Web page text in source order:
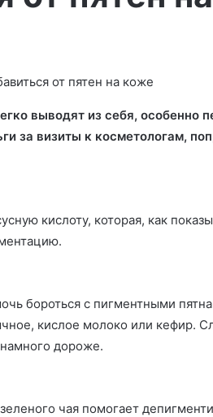
выводят из себя, особенно
за визиты к косметологам,
кислоту, которая, как
бороться с пигментными
кислое молоко или кефир.
дороже.
чая помогает
сердца